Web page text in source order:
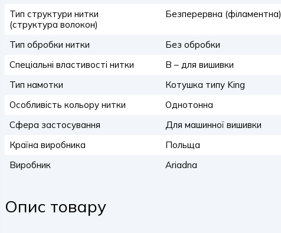
Тип структури нитки
(структура волокон)
Безперервна (філаментна)
Тип обробки нитки
Без обробки
Спеціальні властивості нитки
B – для вишивки
Тип намотки
Котушка типу King
Особливість кольору нитки
Однотонна
Сфера застосування
Для машинної вишивки
Країна виробника
Польща
Виробник
Ariadna
Опис товару